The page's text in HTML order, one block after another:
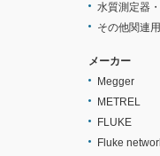
水質測定器
その他関連
メーカー
Megger
METREL
FLUKE
Fluke